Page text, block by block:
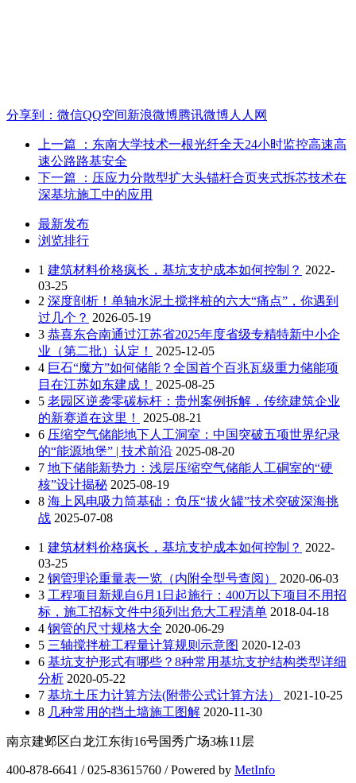
分享到： 微信QQ空间新浪微博腾讯微博人人网
上一篇
：东南大学技术一根光纤全天24小时监控高速高
速公路路基安全
下一篇
：压应力分散型扩大头锚杆合页夹式拆芯技术在
深基坑施工中的应用
最新发布
浏览排行
1 建筑材料价格疯长，基坑支护成本如何控制？ 2022-
03-25
2 深度剖析！单轴水泥土搅拌桩的六大“痛点”，你遇到
过几个？ 2026-05-19
3 恭喜东合南通过江苏省2025年度省级专精特新中小企
业（第二批）认定！
2025-12-05
4 巨石“魔方”如何储能？全国首个百兆瓦级重力储能项
目在江苏如东建成！
2025-08-25
5 老园区逆袭零碳标杆：贵州案例拆解，传统建筑企业
的新赛道在这里！
2025-08-21
6 压缩空气储能地下人工洞室：中国突破五项世界纪录
的“能源地堡” | 技术前沿 2025-08-20
7 地下储能新势力：浅层压缩空气储能人工硐室的“硬
核”设计揭秘 2025-08-19
8 海上风电吸力筒基础：负压“拔火罐”技术突破深海挑
战 2025-07-08
1 建筑材料价格疯长，基坑支护成本如何控制？ 2022-
03-25
2 钢管理论重量表一览（内附全型号查阅）
2020-06-03
3 工程项目新规自6月1日起施行：400万以下项目不用招
标，施工招标文件中须列出危大工程清单 2018-04-18
4 钢管的尺寸规格大全 2020-06-29
5 三轴搅拌桩工程量计算规则示意图 2020-12-03
6 基坑支护形式有哪些？8种常用基坑支护结构类型详细
分析 2020-05-22
7 基坑土压力计算方法(附带公式计算方法）
2021-10-25
8 几种常用的挡土墙施工图解 2020-11-30
南京建邺区白龙江东街16号国秀广场3栋11层
400-878-6641 / 025-83615760 / Powered by MetInfo